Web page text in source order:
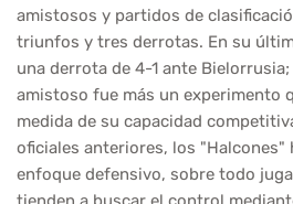
amistosos y partidos de
triunfos y tres derrotas. En su
una derrota de 4-1 ante
amistoso fue más un experimento
medida de su capacidad
oficiales anteriores, los "Halcones"
enfoque defensivo, sobre todo